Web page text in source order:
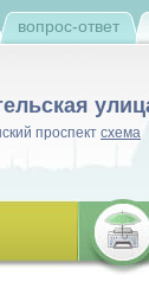
вопрос-ответ
проспект схема